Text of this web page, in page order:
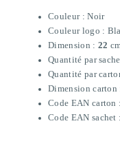
Couleur : Noir
Couleur logo :
Dimension : 22
Quantité par
Quantité par
Dimension
Code EAN carton
Code EAN